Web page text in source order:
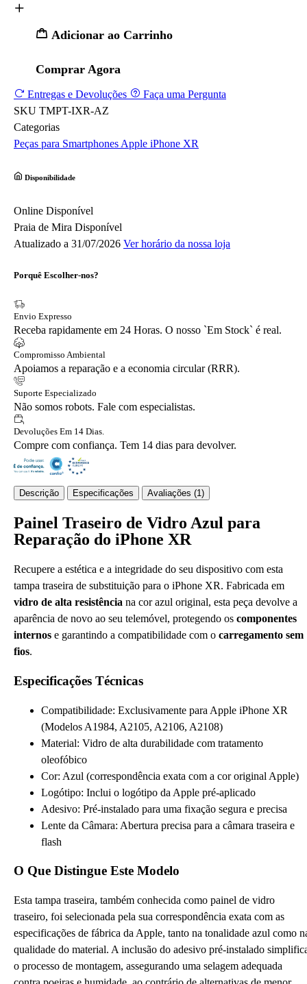
Adicionar ao Carrinho
Comprar Agora
Entregas e Devoluções
Faça uma Pergunta
SKU TMPT-IXR-AZ
Categorias
Peças para Smartphones Apple iPhone XR
Disponibilidade
Online Disponível
Praia de Mira Disponível
Atualizado a 31/07/2026 Ver horário da nossa loja
Porquê Escolher-nos?
Envio Expresso
Receba rapidamente em 24 Horas. O nosso `Em Stock` é real.
Compromisso Ambiental
Apoiamos a reparação e a economia circular (RRR).
Suporte Especializado
Não somos robots. Fale com especialistas.
Devoluções Em 14 Dias.
Compre com confiança. Tem 14 dias para devolver.
Descrição Especificações Avaliações (1)
Painel Traseiro de Vidro Azul para
Reparação do iPhone XR
Recupere a estética e a integridade do seu dispositivo com esta
tampa traseira de substituição para o iPhone XR. Fabricada em
vidro de alta resistência na cor azul original, esta peça devolve a
aparência de novo ao seu telemóvel, protegendo os componentes
internos e garantindo a compatibilidade com o carregamento sem
fios.
Especificações Técnicas
Compatibilidade: Exclusivamente para Apple iPhone XR
(Modelos A1984, A2105, A2106, A2108)
Material: Vidro de alta durabilidade com tratamento
oleofóbico
Cor: Azul (correspondência exata com a cor original Apple)
Logótipo: Inclui o logótipo da Apple pré-aplicado
Adesivo: Pré-instalado para uma fixação segura e precisa
Lente da Câmara: Abertura precisa para a câmara traseira e
flash
O Que Distingue Este Modelo
Esta tampa traseira, também conhecida como painel de vidro
traseiro, foi selecionada pela sua correspondência exata com as
especificações de fábrica da Apple, tanto na tonalidade azul como
qualidade do material. A inclusão do adesivo pré-instalado
o processo de montagem, assegurando uma selagem adequada